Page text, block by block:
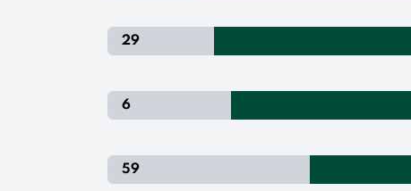
29
6
59